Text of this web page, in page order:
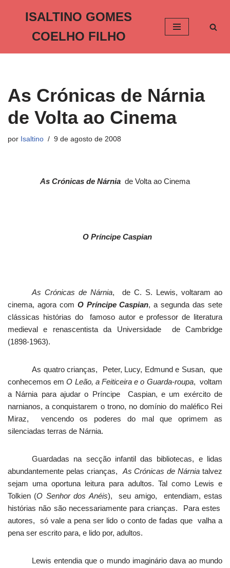
o
ISALTINO GOMES
COELHO FILHO
As Crónicas de Nárnia
de Volta ao Cinema
por Isaltino 9 de agosto de 2008
As Crónicas de Nárnia de Volta ao Cinema
O Príncipe Caspian
As Crónicas de Nárnia,
de C. S. Lewis, voltaram ao
cinema, agora com O Príncipe Caspian, a segunda das sete
clássicas histórias do
famoso autor e professor de literatura
medieval e renascentista da Universidade
de Cambridge
(1898-1963).
As quatro crianças, Peter, Lucy, Edmund e Susan, que
conhecemos emO Leão, a Feiticeira e o Guarda-roupa, voltam
a Nárnia para ajudar o Príncipe
Caspian, e um exército de
narnianos, a conquistarem o trono, no domínio do maléfico Rei
Miraz,
vencendo os poderes do mal que oprimem as
silenciadas terras de Nárnia.
Guardadas na secção infantil das bibliotecas, e lidas
abundantemente pelas crianças,
As Crónicas de Nárnia talvez
sejam uma oportuna leitura para adultos. Tal como Lewis e
Tolkien (O Senhor dos Anéis), seu amigo,
entendiam, estas
histórias não são necessariamente para crianças.
Para estes
autores,
só vale a pena ser lido o conto de fadas que valha a
pena ser escrito para, e lido por, adultos.
Lewis entendia que o mundo imaginário dava ao mundo